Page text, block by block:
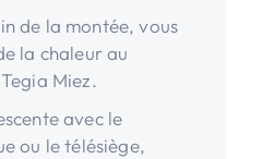
de la montée, vous
la chaleur au
Miez.
avec le
ou le télésiège,